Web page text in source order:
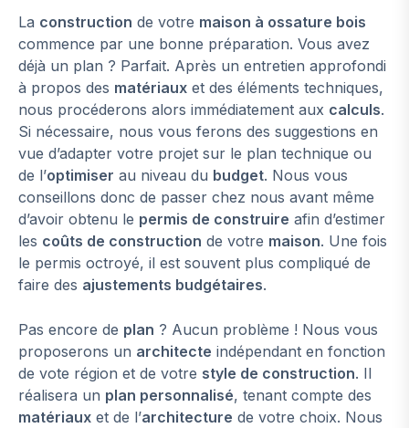
La construction de votre maison à ossature bois
commence par une bonne préparation. Vous avez
déjà un plan ? Parfait. Après un entretien approfondi
à propos des matériaux et des éléments techniques,
nous procéderons alors immédiatement aux calculs.
Si nécessaire, nous vous ferons des suggestions en
vue d’adapter votre projet sur le plan technique ou
de l’optimiser au niveau du budget. Nous vous
conseillons donc de passer chez nous avant même
d’avoir obtenu le permis de construire afin d’estimer
les coûts de construction de votre maison. Une fois
le permis octroyé, il est souvent plus compliqué de
faire des ajustements budgétaires.
Pas encore de plan ? Aucun problème ! Nous vous
proposerons un architecte indépendant en fonction
de vote région et de votre style de construction. Il
réalisera un plan personnalisé, tenant compte des
matériaux et de l’architecture de votre choix. Nous